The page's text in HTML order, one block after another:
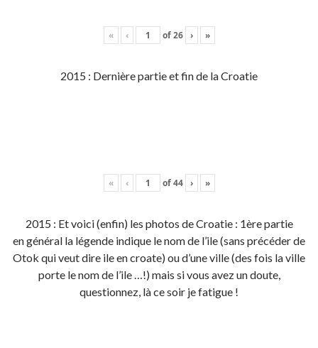
« ‹ of26 › »
2015 : Dernière partie et fin de la Croatie
« ‹ of44 › »
2015 : Et voici (enfin) les photos de Croatie : 1ère partie
en général la légende indique le nom de l’ile (sans précéder de
Otok qui veut dire ile en croate) ou d’une ville (des fois la ville
porte le nom de l’ile …!) mais si vous avez un doute,
questionnez, là ce soir je fatigue !